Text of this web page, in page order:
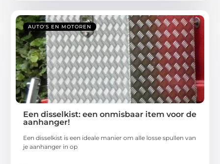
AUTO'S EN MOTOREN
Een disselkist: een onmisbaar item voor de
aanhanger!
Een disselkist is een ideale manier om alle losse spullen van
je aanhanger in op